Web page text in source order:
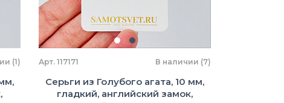
(1) Арт. 117171 В наличии (7)
Серьги из Голубого агата, 10 мм,
гладкий, английский замок,